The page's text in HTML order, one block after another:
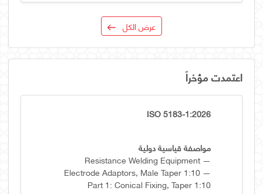
عرض الكل
اعتمدت مؤخراً
ISO 5183-1:2026
مواصفة قياسية دولية
Resistance Welding Equipment —
Electrode Adaptors, Male Taper 1:10 —
Part 1: Conical Fixing, Taper 1:10